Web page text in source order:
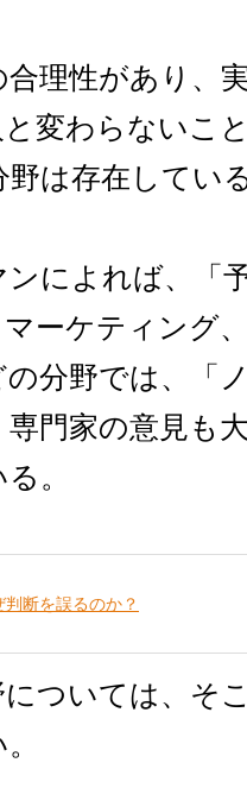
理性があり、
変わらないこ
は存在してい
によれば、「
ーケティング
分野では、「
門家の意見も
。
断を誤るのか？
ついては、そ